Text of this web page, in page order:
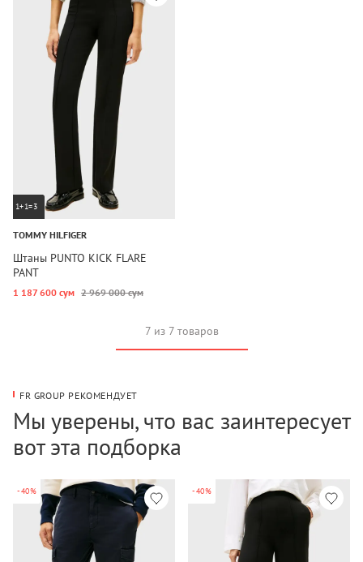
1+1=3
TOMMY HILFIGER
Штаны PUNTO KICK FLARE
PANT
1 187 600 сум 2 969 000 сум
7 из 7 товаров
FR GROUP РЕКОМЕНДУЕТ
Мы уверены, что вас заинтересует
вот эта подборка
-40% -40%